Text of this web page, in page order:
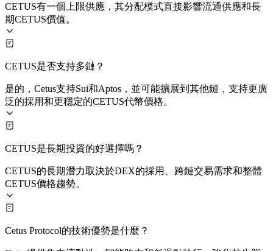
CETUS有一個上限供應，其分配模式直接影響流通供應和長
期CETUS價值。
CETUS是否支持多鏈？
是的，Cetus支持Sui和Aptos，並可能擴展到其他鏈，支持更廣
泛的採用和更穩定的CETUS代幣價格。
CETUS是長期投資的好選擇嗎？
CETUS的長期潛力取決於DEX的採用、跨鏈交易需求和整體
CETUS價格趨勢。
Cetus Protocol的技術優勢是什麼？